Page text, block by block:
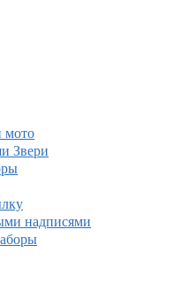
мото
Звери
надписями